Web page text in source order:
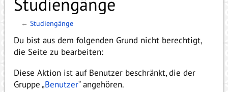
← Studiengänge
Du bist aus dem folgenden Grund nicht berechtigt,
die Seite zu bearbeiten:
Diese Aktion ist auf Benutzer beschränkt, die der
Gruppe „Benutzer“ angehören.